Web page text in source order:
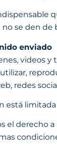
se den de
enviado
videos y
redes
está
el derecho